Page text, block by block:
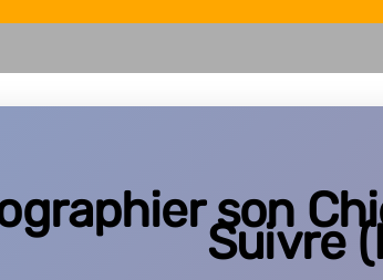
son
Suivre